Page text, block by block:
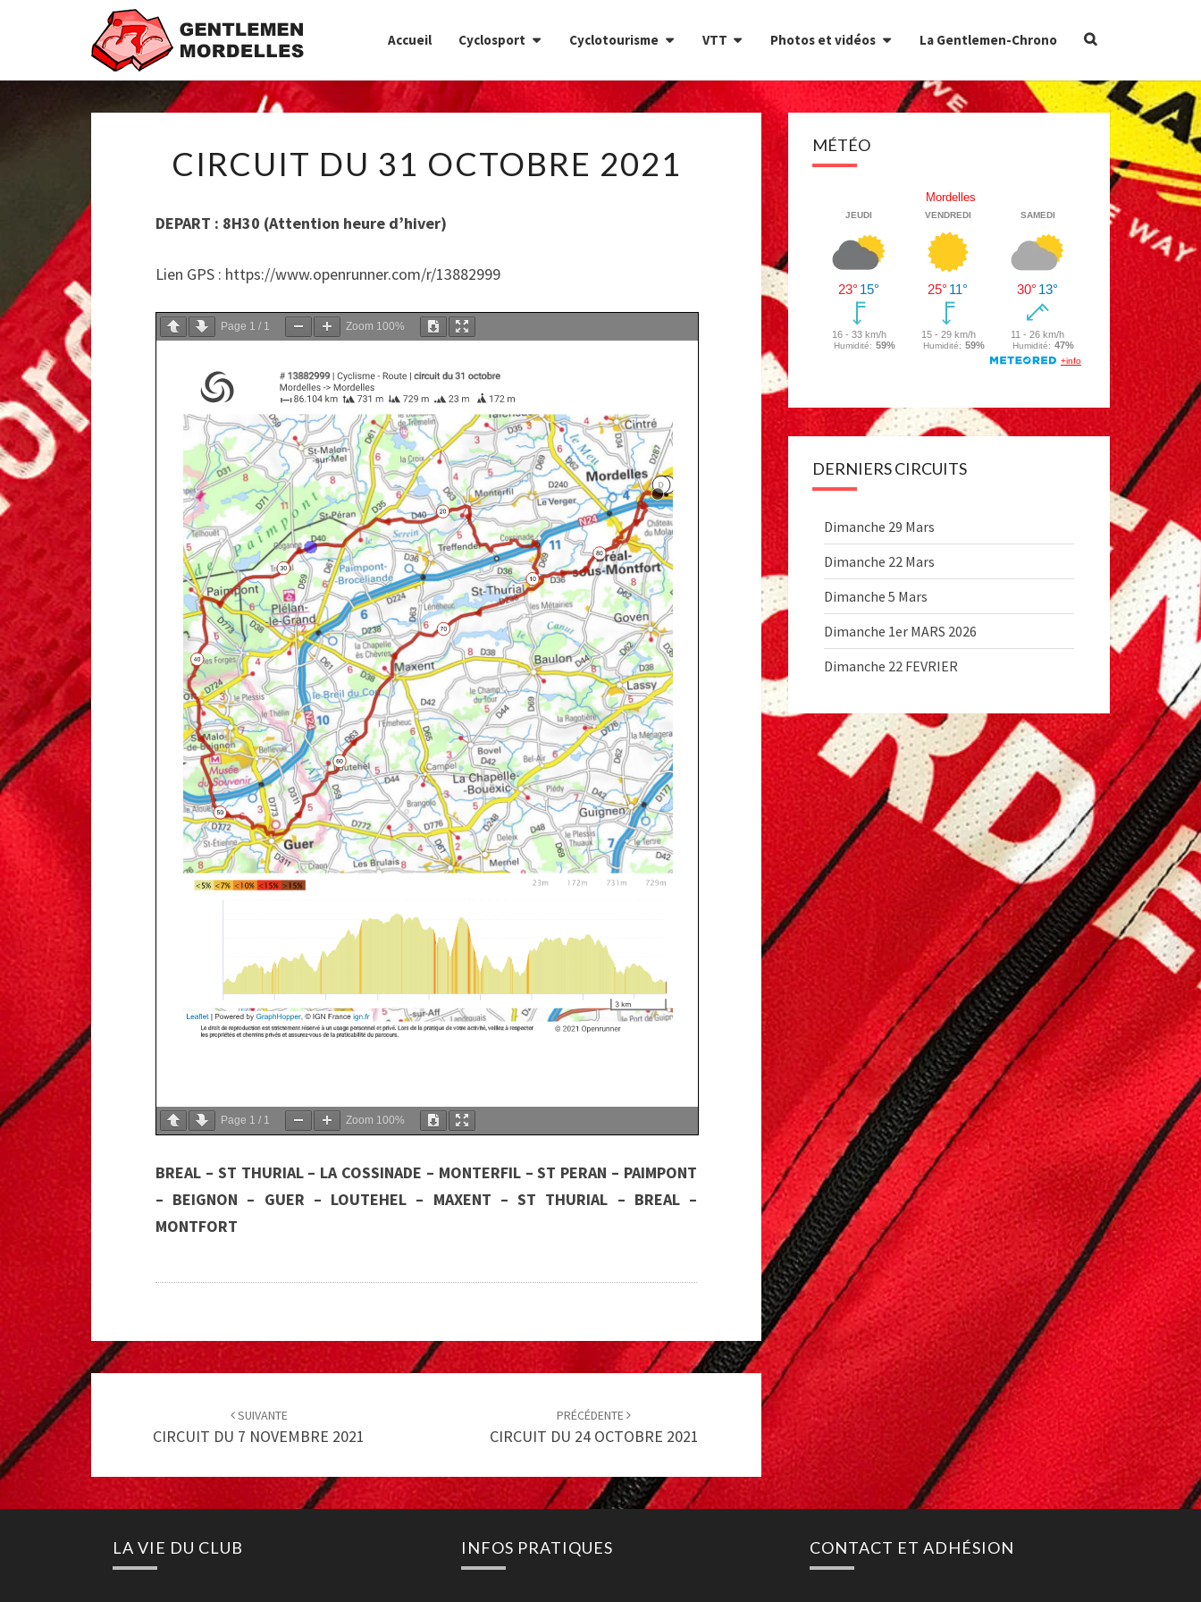
Accueil Cyclosport Cyclotourisme VTT Photos et vidéos La Gentlemen-Chrono
Search
DU
2021
CIRCUIT DU 31 OCTOBRE 2021
DEPART : 8H30 (Attention heure d’hiver)
Lien GPS : https://www.openrunner.com/r/13882999
Page 1 / 1 Zoom 100%
Page 1 / 1 Zoom 100%
BREAL – ST THURIAL – LA COSSINADE – MONTERFIL – ST PERAN – PAIMPONT
– BEIGNON – GUER – LOUTEHEL – MAXENT – ST THURIAL – BREAL –
MONTFORT
Post
navigation
SUIVANTE
CIRCUIT DU 7 NOVEMBRE 2021
PRÉCÉDENTE
CIRCUIT DU 24 OCTOBRE 2021
MÉTÉO
DERNIERS CIRCUITS
Dimanche 29 Mars
Dimanche 22 Mars
Dimanche 5 Mars
Dimanche 1er MARS 2026
Dimanche 22 FEVRIER
LA VIE DU CLUB INFOS PRATIQUES CONTACT ET ADHÉSION